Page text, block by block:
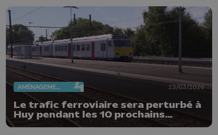
AMÉNAGEMENT DU TERRITOIRE 23/03/2026
Le trafic ferroviaire sera perturbé à
Huy pendant les 10 prochains
weekends